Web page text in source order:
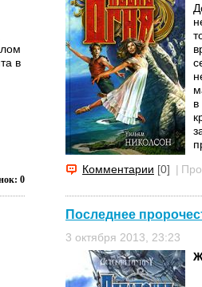
в
0
Комментарии [0] |
Последнее
3 октября 2013, 23:23